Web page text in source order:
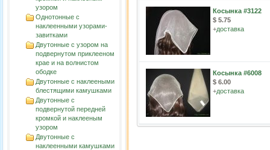
узором
Однотонные с
наклеенными узорами-
завитками
Двутонные с узором на
подвернутом приклееном
крае и на волнистом
ободке
Двутонные с наклееными
блестящими камушками
Двутонные с
подвернутой передней
кромкой и наклееным
узором
Двутонные с
наклеенными камушками
Косынка #3122
$ 5.75
+доставка
Косынка #6008
$ 6.00
+доставка